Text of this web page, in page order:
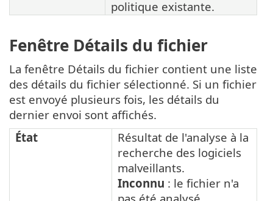
politique existante.
Fenêtre Détails du fichier
La fenêtre Détails du fichier contient une liste
des détails du fichier sélectionné. Si un fichier
est envoyé plusieurs fois, les détails du
dernier envoi sont affichés.
État
Résultat de l'analyse à la
recherche des logiciels
malveillants.
Inconnu : le fichier n'a